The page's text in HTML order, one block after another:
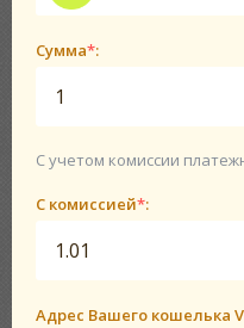
Сумма*:
С учетом комиссии
С комиссией*:
Адрес Вашего кошелька